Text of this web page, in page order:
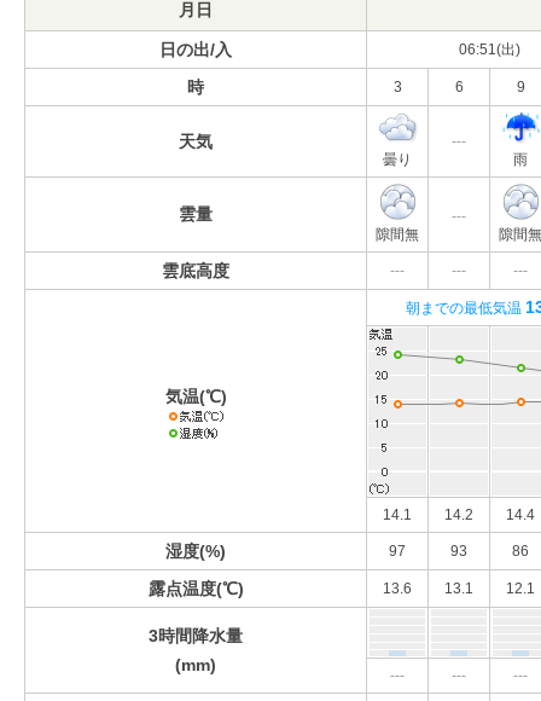
月日
日の出/入 06:51(出)
時 3 6 9
天気
曇り
---
雨
雲量
隙間無
---
隙間無
雲底高度 --- --- ---
気温(℃)
朝までの最低気温
14.1 14.2 14.4
湿度(%) 97 93 86
露点温度(℃) 13.6 13.1 12.1
3時間降水量
(mm)
--- --- ---